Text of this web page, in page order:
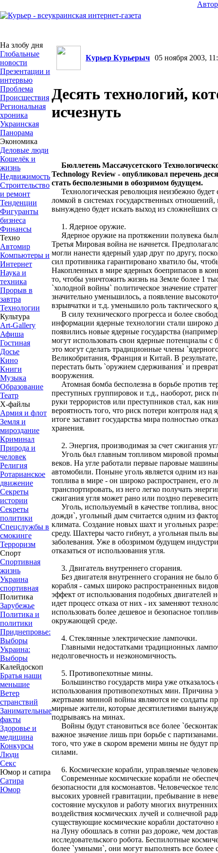
На злобу дня
Глобальные
новости
Презентации и
интервью
Проблема
Происшествия
Региональная
хроника
Украинская
Панорама
Экономика
Деловые люди
Кошелёк и
жизнь
Недвижимость
Строительство
и ремонт
Тенденции
Фигуранты
бизнеса
Финансы
Техно
Автомир
Компьютеры и
Интернет
Наука и
техника
Прорыв в
завтра
Технологии
Культура
Art-Gallery
Афиша
Гостиная
Досье
Кино
Книги
Музыка
Образование
Театр
Х-файлы
Армия и флот
Земля и
мироздание
Криминал
Природа и
человек
Религия
Ротарианское
движение
Секреты
истории
Секреты
политики
Спецслужбы в
смокинге
Терроризм
Спорт
Спортивная
жизнь
Украина
спортивная
Политика
Зарубежье
Политика и
политики
Приднепровье:
Выборы
Украина:
Выборы
Калейдоскоп
Братья наши
меньшие
Ветер
странствий
Занимательные
факты
Здоровье и
медицина
Конкурсы
Люди
Секс
Юмор и сатира
Сатира
Юмор
Курьер Курьерыч 05 ноября 2003,
Десять технологий,
исчезнуть
Бюллетень Массачусетского
Technology Review - опубликовал перечень
стать бесполезными в обозримом будущем.
Технологическая революция неизбежно будет
ломкой в системах государственных
вынуждено будет искать выход из сложнейших
1. Ядерное оружие.
Ядерное оружие на протяжении полувека
Третья Мировая война не начнется.
могли нанести ядерный удар друг по другу,
сил противника гарантировано хватило бы,
Накопленных в мире ядерных боеприпасов в
то, чтобы уничтожить жизнь на Земле более 1
`холодной войны` политическое значение
значительно уменьшилось, а появление
взрывчатки и т.д. уменьшило роль тактического
В силу технического прогресса и более
информации ядерные технологии стали широко
появились новые ядерные государства
могут использовать свои ядерные потенциалы с
это могут сделать традиционные члены
Великобритания, Франция и Китай. В
перестать быть `оружием сдерживания` и
вооружения.
Атомная бомба бесполезна в борьбе против
преступных группировок и т.д., наоборот, риск
руки террористов или преступников стал, как
вероятность того, что риск потери контроля
итоге заставит государства мира полностью
хранения.
2. Энергия, производимая за счет сжигания
Уголь был главным топливом мировой
веков. На угле работали первые паровые
автомобили. Поныне уголь является одним из
топлива в мире - он широко распространен, его
транспортировать, из него легко получать
сжигания угля может рано или поздно
Уголь, используемый в качестве топлива,
дожди`, угольный дым считается одним из
климата. Создание новых шахт и угольных
среду. Шахтеры часто гибнут, а угольная пыль
заболевания. Уже в обозримом будущем
отказаться от использования угля.
3. Двигатель внутреннего сгорания.
Без двигателя внутреннего сгорания не было
корабля - самых широко распространенных
эффект от использования подобных двигателей
идет процесс отказа от них - их заменяют
использовать более дешевое и безопасное
окружающей среде.
4. Стеклянные электрические лампочки.
Главными недостатками традиционных
недолговечность и неэкономичность.
5. Противопехотные мины.
Большинство государств мира уже отказалось
использования противопехотных мин. Причина
жертвами минной войны являются не солдаты
мирные жители, которые десятилетиями
подрываясь на минах.
Войны будут становиться все более
важное значение лишь при борьбе с
того, что уже в скором времени мины не будут
силами.
6. Космические корабли, управляемые
Современные космические корабли не
безопасности для космонавтов. Человеческое
высоких уровней гравитации, пребывание в
состояние мускулов и работу многих
воздействия космических лучей и солнечной
существующие космические корабли
на Луну обошлась в сотни раз дороже, чем
исследовательского робота. Беспилотные
более `умными`, они могут выполнять все